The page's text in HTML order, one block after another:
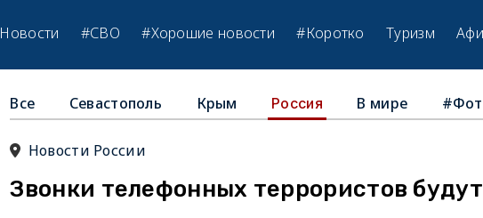
Новости #СВО #Хорошие новости #Коротко Туризм
Все Севастополь Крым Россия В мире
Новости России
Звонки телефонных террористов